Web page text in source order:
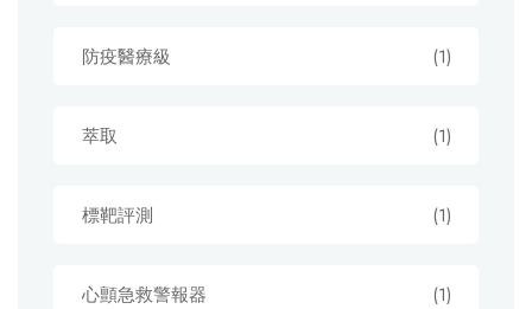
防疫醫療級 (1)
萃取 (1)
標靶評測 (1)
心顫急救警報器 (1)